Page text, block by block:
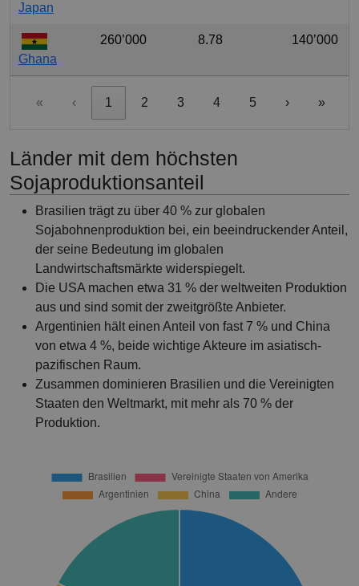
Japan
Ghana
260’000 8.78 140’000
« ‹ 1 2 3 4 5 › »
Länder mit dem höchsten
Sojaproduktionsanteil
Brasilien trägt zu über 40 % zur globalen
Sojabohnenproduktion bei, ein beeindruckender Anteil,
der seine Bedeutung im globalen
Landwirtschaftsmärkte widerspiegelt.
Die USA machen etwa 31 % der weltweiten Produktion
aus und sind somit der zweitgrößte Anbieter.
Argentinien hält einen Anteil von fast 7 % und China
von etwa 4 %, beide wichtige Akteure im asiatisch-
pazifischen Raum.
Zusammen dominieren Brasilien und die Vereinigten
Staaten den Weltmarkt, mit mehr als 70 % der
Produktion.